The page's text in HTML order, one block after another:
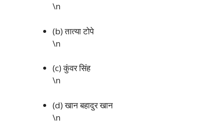
\n
(b) तात्या टोपे
\n
(c) कुंवर सिंह
\n
(d) खान बहादुर खान
\n